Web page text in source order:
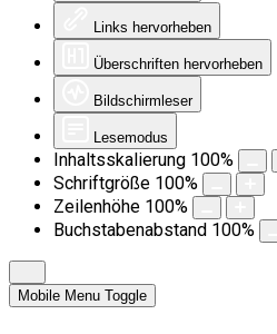
Links hervorheben
Überschriften hervorheben
Bildschirmleser
Lesemodus
Inhaltsskalierung 100%
Schriftgröße 100%
Zeilenhöhe 100%
Buchstabenabstand 100%
Mobile Menu Toggle